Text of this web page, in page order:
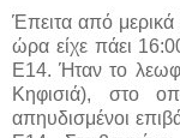
Έπειτα από
ώρα είχε πάει
Ε14. Ήταν το
Κηφισιά), στο
απηυδισμένοι